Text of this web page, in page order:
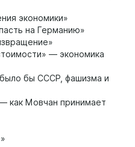
экономики»
на Германию»
— экономика
бы СССР, фашизма и
как Мовчан принимает